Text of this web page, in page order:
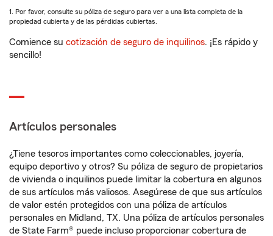
1. Por favor, consulte su póliza de seguro para ver a una lista completa de la
propiedad cubierta y de las pérdidas cubiertas.
Comience su cotización de seguro de inquilinos. ¡Es rápido y
sencillo!
Artículos personales
¿Tiene tesoros importantes como coleccionables, joyería,
equipo deportivo y otros? Su póliza de seguro de propietarios
de vivienda o inquilinos puede limitar la cobertura en algunos
de sus artículos más valiosos. Asegúrese de que sus artículos
de valor estén protegidos con una póliza de artículos
personales en Midland, TX. Una póliza de artículos personales
de State Farm® puede incluso proporcionar cobertura de